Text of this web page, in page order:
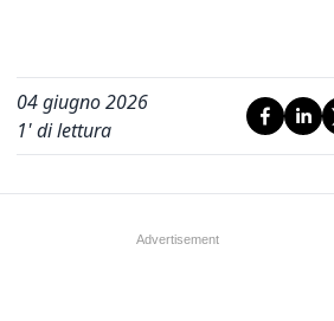
04 giugno 2026
1' di lettura